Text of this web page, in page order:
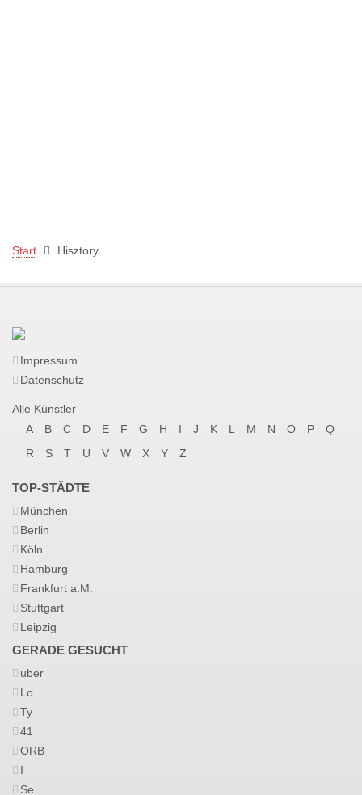
Start Hisztory
Impressum
Datenschutz
Alle Künstler
A
B C D E F G H I J K L M N O P
Q
R
S T U V W X Y Z
TOP-STÄDTE
München
Berlin
Köln
Hamburg
Frankfurt a.M.
Stuttgart
Leipzig
GERADE GESUCHT
uber
Lo
Ty
41
ORB
I
Se